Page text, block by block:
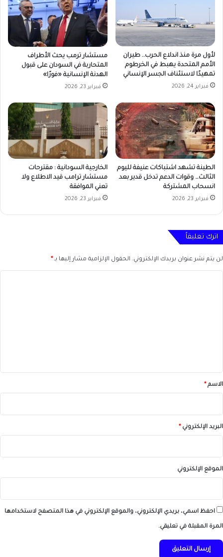
لأول مرة منذ اندلاع الحرب.. طيران
الأمم المتحدة يهبط في الخرطوم
تمهيدًا لاستئناف الجسر الإنساني
فبراير 24, 2026
مستشار ترمب يحث الأطراف
المتحاربة في السودان على قبول
الهدنة الإنسانية «فورًا»
فبراير 23, 2026
الطينة تشهد اشتباكات عنيفة لليوم
الثالث… وقوات الدعم تدخل قدير بعد
انسحاب المشتركة
فبراير 23, 2026
الخارجية السودانية : مقترحات
مستشار ترامب قيد الاطلاع ولا
تعني الموافقة
فبراير 23, 2026
اترك تعليقاً
لن يتم نشر عنوان بريدك الإلكتروني. الحقول الإلزامية مشار إليها بـ*
*الاسم*
البريد الإلكتروني*
الموقع الإلكتروني
احفظ اسمي، بريدي الإلكتروني، والموقع الإلكتروني في هذا المتصفح لاستخدامها
المرة المقبلة في تعليقي.